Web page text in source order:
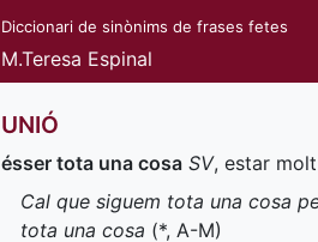
Diccionari de sinònims de frases fetes
M.Teresa Espinal
UNIÓ
ésser tota una cosa SV, estar
Cal que siguem tota una cosa
tota una cosa (*, A-M)